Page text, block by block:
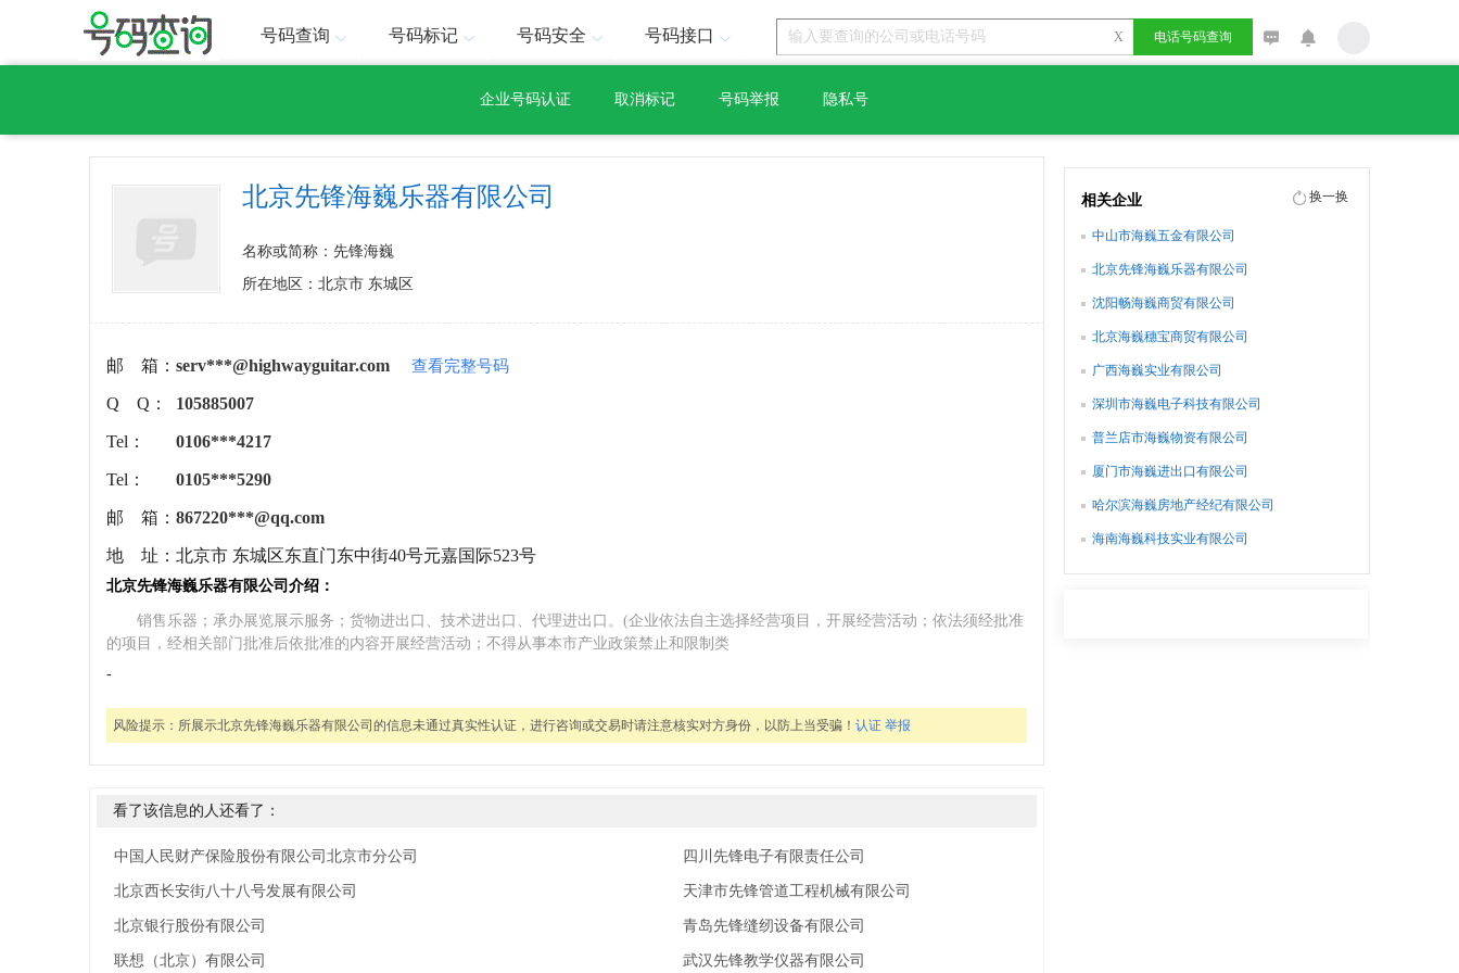
号码查询 号码标记 号码安全 号码接口 X 电话号码查询
企业号码认证 取消标记 号码举报 隐私号
北京先锋海巍乐器有限公司
名称或简称：先锋海巍
所在地区：北京市 东城区
邮 箱： serv***@highwayguitar.com 查看完整号码
Q Q： 105885007
Tel： 0106***4217
Tel： 0105***5290
邮 箱： 867220***@qq.com
地 址： 北京市 东城区东直门东中街40号元嘉国际523号
北京先锋海巍乐器有限公司介绍：
销售乐器；承办展览展示服务；货物进出口、技术进出口、代理进出口。(企业依法自主选择经营项目，开展经营活动；依法须经批准
的项目，经相关部门批准后依批准的内容开展经营活动；不得从事本市产业政策禁止和限制类
-
风险提示： 所展示北京先锋海巍乐器有限公司的信息未通过真实性认证，进行咨询或交易时请注意核实对方身份，以防上当受骗！ 认证 举报
看了该信息的人还看了：
中国人民财产保险股份有限公司北京市分公司
北京西长安街八十八号发展有限公司
北京银行股份有限公司
联想（北京）有限公司
四川先锋电子有限责任公司
天津市先锋管道工程机械有限公司
青岛先锋缝纫设备有限公司
武汉先锋教学仪器有限公司
相关企业 换一换
中山市海巍五金有限公司
北京先锋海巍乐器有限公司
沈阳畅海巍商贸有限公司
北京海巍穗宝商贸有限公司
广西海巍实业有限公司
深圳市海巍电子科技有限公司
普兰店市海巍物资有限公司
厦门市海巍进出口有限公司
哈尔滨海巍房地产经纪有限公司
海南海巍科技实业有限公司